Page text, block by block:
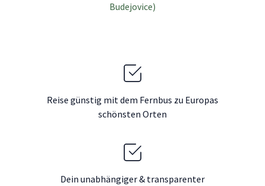
Budejovice)
Reise günstig mit dem Fernbus zu Europas
schönsten Orten
Dein unabhängiger & transparenter